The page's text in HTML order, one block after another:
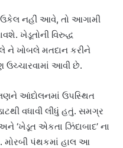
નહીં આવે, તો આગામી
ખેડૂતોની વિરુદ્ધ
ને ખોબલે મતદાન કરીને
ઉચ્ચારવામાં આવી છે.
આંદોલનમાં ઉપસ્થિત
વધાવી લીધું હતું. સમગ્ર
‘ખેડૂત એકતા ઝિંદાબાદ’ ના
મોરબી પંથકમાં હાલ આ